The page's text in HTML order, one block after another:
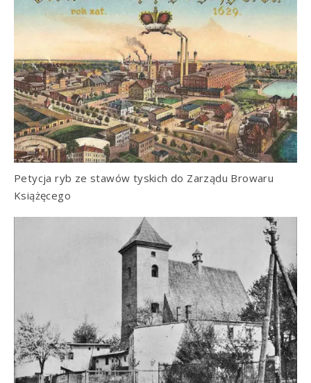
Petycja ryb ze stawów tyskich do Zarządu Browaru
Książęcego